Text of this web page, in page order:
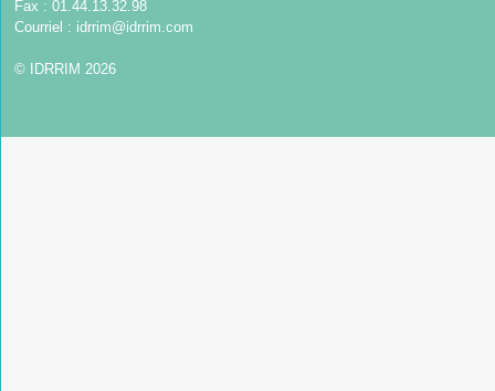
Fax : 01.44.13.32.98
Courriel : idrrim@idrrim.com
© IDRRIM 2026